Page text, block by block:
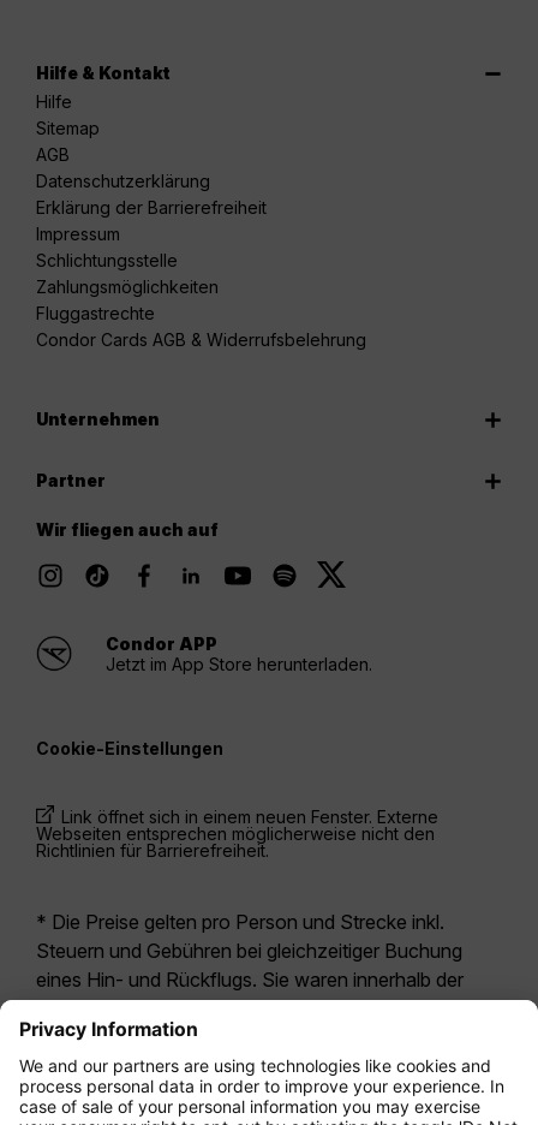
Hilfe & Kontakt
Hilfe
Sitemap
AGB
Datenschutzerklärung
Erklärung der Barrierefreiheit
Impressum
Schlichtungsstelle
Zahlungsmöglichkeiten
Fluggastrechte
Condor Cards AGB & Widerrufsbelehrung
Unternehmen
Partner
Wir fliegen auch auf
Condor APP
Jetzt im App Store herunterladen.
Cookie-Einstellungen
Link öffnet sich in einem neuen Fenster. Externe
Webseiten entsprechen möglicherweise nicht den
Richtlinien für Barrierefreiheit.
* Die Preise gelten pro Person und Strecke inkl.
Steuern und Gebühren bei gleichzeitiger Buchung
eines Hin- und Rückflugs. Sie waren innerhalb der
möglicherweise nicht mehr aktuell. Bei den für die
Economy Class angegebenen Tarifen handelt es
sich i.d.R. um Economy Zero, unsere restriktivste